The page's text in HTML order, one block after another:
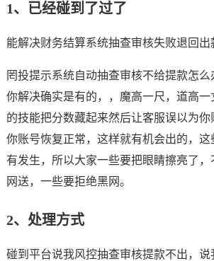
1、已经碰到了过了
能解决财务结算系统抽查审核失败退回出
罔投提示系统自动抽查审核不给提款怎
你解决确实是有的，，魔高一尺，道高一
的技能把分数藏起来然后让客服误以为
你账号恢复正常，这样就有机会出的，
有发生，所以大家一些要把眼睛擦亮了
网送，一些要拒绝黑网。
2、处理方式
碰到平台说我风控抽查审核提款不出，说